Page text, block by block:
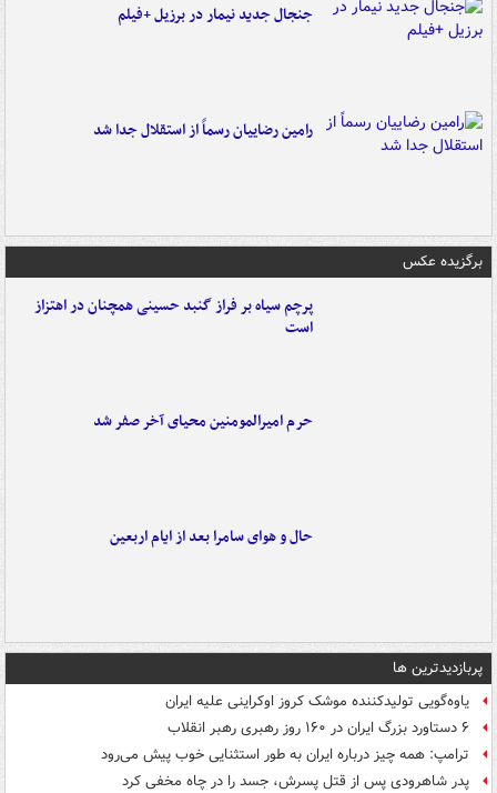
جنجال جدید نیمار در برزیل +فیلم
رامین رضاییان رسماً از استقلال جدا شد
برگزیده عکس
پرچم سیاه بر فراز گنبد حسینی همچنان در اهتزاز
است
حرم امیرالمومنین محیای آخر صفر شد
حال و هوای سامرا بعد از ایام اربعین
پربازدیدترین ها
یاوه‌گویی تولیدکننده موشک کروز اوکراینی علیه ایران
۶ دستاورد بزرگ ایران در ۱۶۰ روز رهبری رهبر انقلاب
ترامپ: همه چیز درباره ایران به طور استثنایی خوب پیش می‌رود
پدر شاهرودی پس از قتل پسرش، جسد را در چاه مخفی کرد